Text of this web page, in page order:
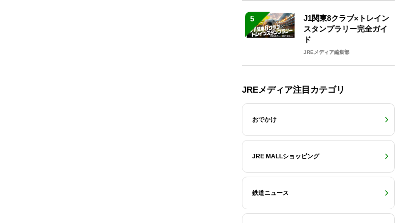
5
J1関東8クラブ×トレイン
スタンプラリー完全ガイ
ド
JREメディア編集部
JREメディア注目カテゴリ
おでかけ
JRE MALLショッピング
鉄道ニュース